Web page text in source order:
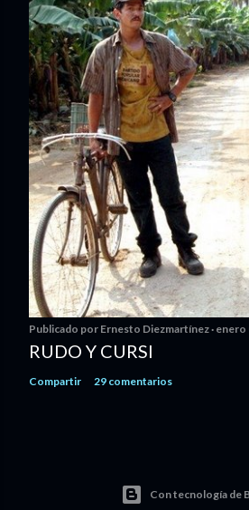
Publicado por Ernesto Diezmartínez enero
RUDO Y CURSI
Compartir 29 comentarios
Con tecnología de